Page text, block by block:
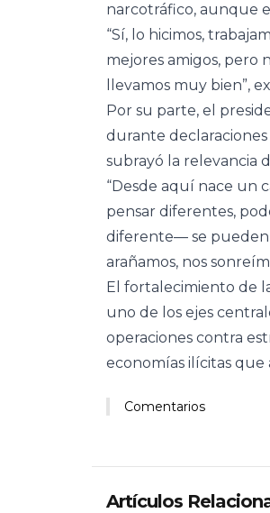
narcotráfico, aunque
“Sí, lo hicimos,
mejores amigos, pero
llevamos muy bien”,
Por su parte, el
durante
subrayó la relevancia
“Desde aquí nace un
pensar diferentes,
diferente— se pueden
arañamos, nos
El fortalecimiento de
uno de los ejes
operaciones contra
economías ilícitas
Comentarios
Artículos